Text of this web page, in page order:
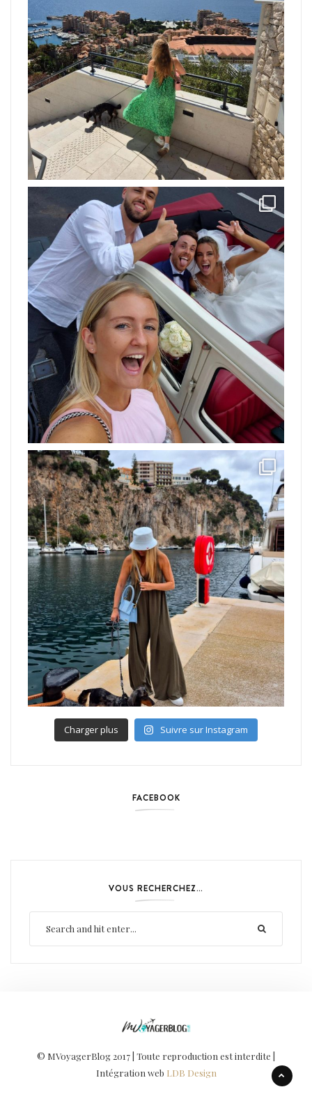
Charger plus Suivre sur Instagram
FACEBOOK
VOUS RECHERCHEZ…
© MVoyagerBlog 2017 | Toute reproduction est interdite |
Intégration web LDB Design